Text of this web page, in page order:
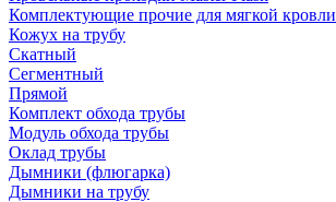
Комплектующие прочие для мягкой кровли
Кожух на трубу
Скатный
Сегментный
Прямой
Комплект обхода трубы
Модуль обхода трубы
Оклад трубы
Дымники (флюгарка)
Дымники на трубу